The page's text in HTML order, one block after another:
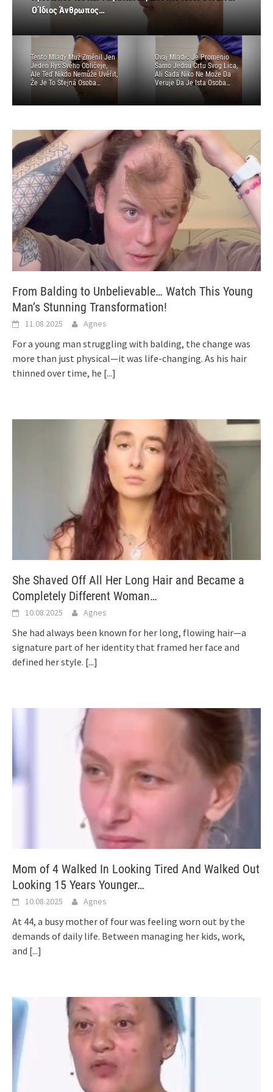
Ale Teď Nikdo Nemůže Uvěřit, Že Je To Stejná Osoba…
Sada Niko Ne Može Da Veruje Da Je Ista Osoba…
Ο Ίδιος Άνθρωπος…
Henkilö…
Oseba…
Tento Mladý Muž Změnil Jen
Jeden Rys Svého Obličeje,
Ale Teď Nikdo Nemůže Uvěřit,
Že Je To Stejná Osoba…
Ovaj Mladić Je Promenio
Samo Jednu Crtu Svog Lica,
Ali Sada Niko Ne Može Da
Veruje Da Je Ista Osoba…
From Balding to Unbelievable… Watch This Young
Man’s Stunning Transformation!
11.08.2025 Agnes
For a young man struggling with balding, the change was
more than just physical—it was life-changing. As his hair
thinned over time, he [...]
She Shaved Off All Her Long Hair and Became a
Completely Different Woman…
10.08.2025 Agnes
She had always been known for her long, flowing hair—a
signature part of her identity that framed her face and
defined her style. [...]
Mom of 4 Walked In Looking Tired And Walked Out
Looking 15 Years Younger…
10.08.2025 Agnes
At 44, a busy mother of four was feeling worn out by the
demands of daily life. Between managing her kids, work,
and [...]